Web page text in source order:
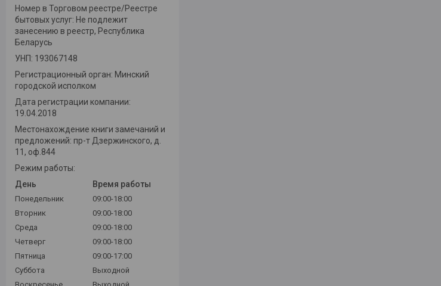
Номер в Торговом реестре/Реестре
бытовых услуг: Не подлежит
занесению в реестр, Республика
Беларусь
УНП: 193067148
Регистрационный орган: Минский
городской исполком
Дата регистрации компании:
19.04.2018
Местонахождение книги замечаний и
предложений: пр-т Дзержинского, д.
11, оф.844
Режим работы:
День
Время работы
Понедельник
09:00-18:00
Вторник
09:00-18:00
Среда
09:00-18:00
Четверг
09:00-18:00
Пятница
09:00-17:00
Суббота
Выходной